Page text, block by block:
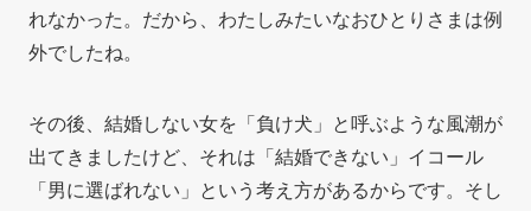
れなかった。だから、わたしみたいなおひとりさまは例
外でしたね。
その後、結婚しない女を「負け犬」と呼ぶような風潮が
出てきましたけど、それは「結婚できない」イコール
「男に選ばれない」という考え方があるからです。そし